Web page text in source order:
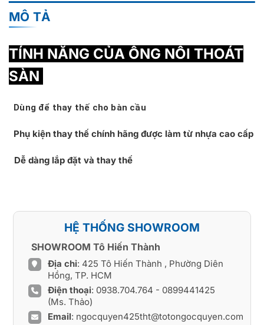
MÔ TẢ
TÍNH NĂNG CỦA ỐNG NỐI THOÁT
SÀN
Dùng để thay thế cho bàn cầu
Phụ kiện thay thế chính hãng được làm từ nhựa cao cấp
Dễ dàng lắp đặt và thay thế
HỆ THỐNG SHOWROOM
SHOWROOM Tô Hiến Thành
Địa chỉ: 425 Tô Hiến Thành , Phường Diên
Hồng, TP. HCM
Điện thoại: 0938.704.764 - 0899441425
(Ms. Thảo)
Email: ngocquyen425tht@totongocquyen.com